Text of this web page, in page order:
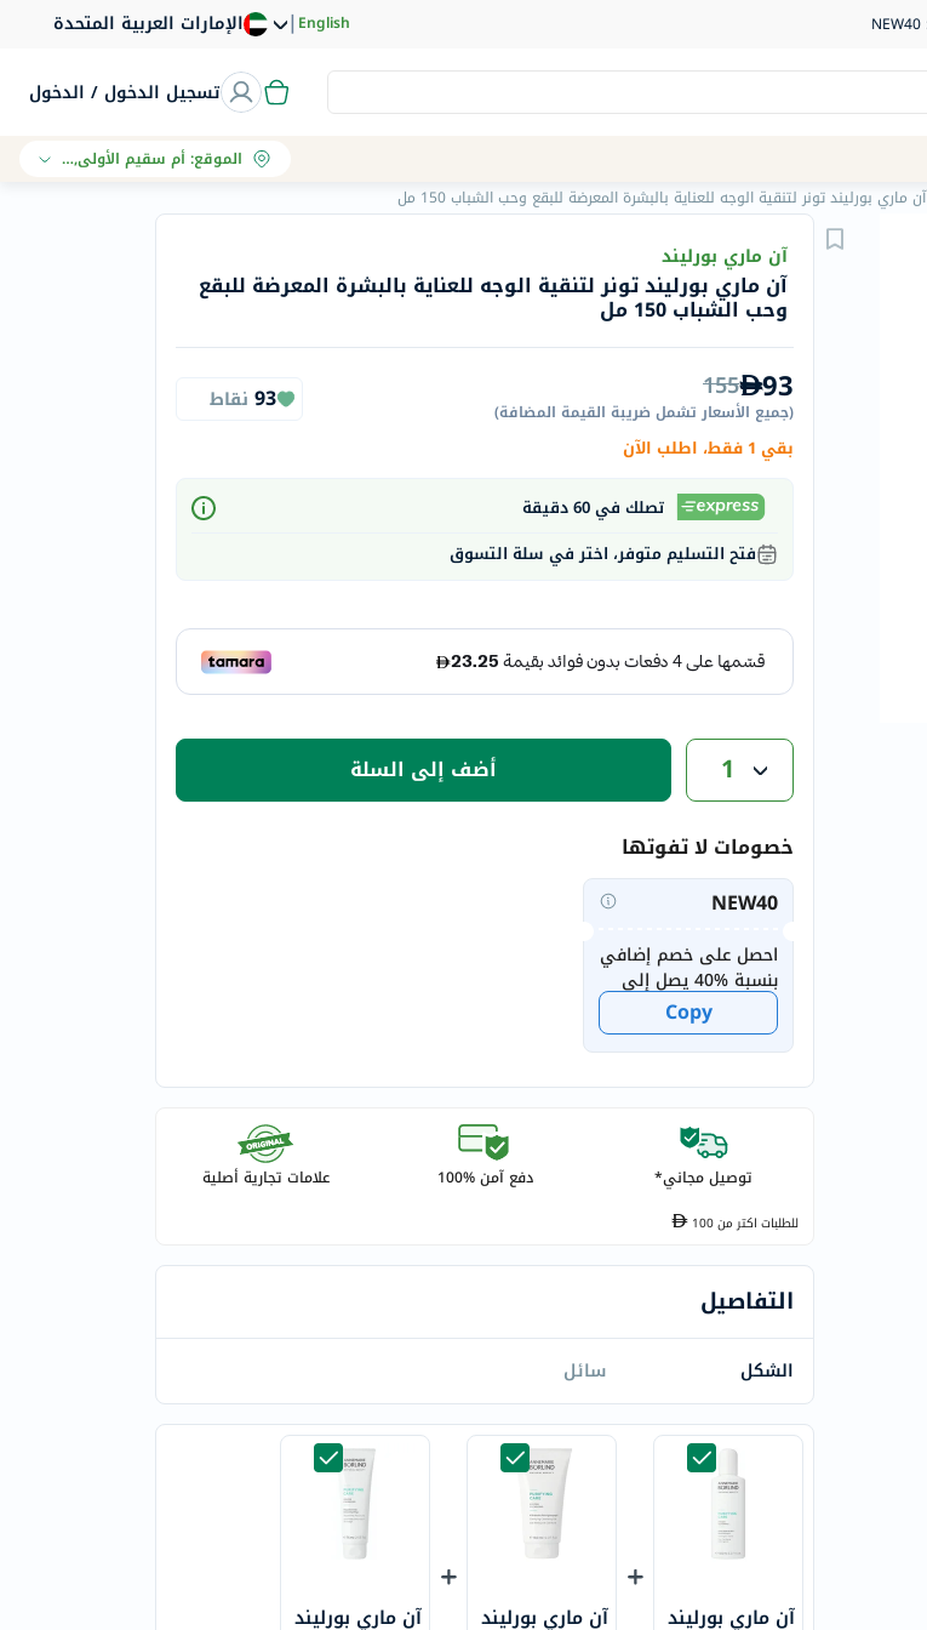
الإمارات العربية المتحدة |English
تسجيل الدخول / الدخول
Navigation
الصيدلية
الماركات
Humantara
carroten
betadine
eucerin
bioderma
now
dymatize
isdin
medicube
country-
life
blueberry-
naturals
bepanthen
21st-
century
acuvue
borlind
webber-
aveeno
freestylelibre
cetaphil
celimax
الموقع:أم سقيم الأولى, دبي
آن ماري بورليند تونر لتنقية الوجه للعناية بالبشرة المعرضة للبقع وحب الشباب 150 مل
آن ماري بورليند
آن ماري بورليند تونر لتنقية الوجه للعناية بالبشرة المعرضة للبقع
وحب الشباب 150 مل
93
155
(جميع الأسعار تشمل ضريبة القيمة المضافة)
93 نقاط
بقي 1 فقط، اطلب الآن
تصلك في 60 دقيقة
فتح التسليم متوفر، اختر في سلة التسوق
1 أضف إلى السلة
خصومات لا تفوتها
NEW40
احصل على خصم إضافي
بنسبة %40 يصل إلى
20 درهماً إماراتياً
للمستخدمين الجدد
Copy
توصيل مجاني* دفع آمن %100 علامات تجارية أصلية
للطلبات اكتر من100
التفاصيل
الشكل سائل
آن ماري بورليند آن ماري بورليند آن ماري بورليند